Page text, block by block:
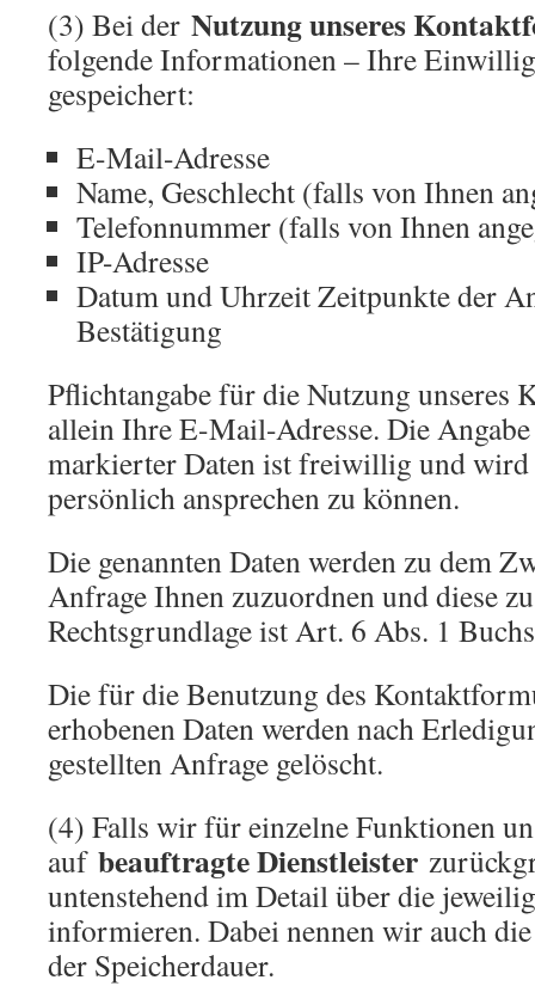
(3) Bei der Nutzung unseres
folgende Informationen – Ihre
gespeichert:
E-Mail-Adresse
Name, Geschlecht (falls von Ihnen
Telefonnummer (falls von Ihnen
IP-Adresse
Datum und Uhrzeit Zeitpunkte der
Bestätigung
Pflichtangabe für die Nutzung unseres
allein Ihre E-Mail-Adresse. Die
markierter Daten ist freiwillig und wird
persönlich ansprechen zu können.
Die genannten Daten werden zu dem
Anfrage Ihnen zuzuordnen und diese
Rechtsgrundlage ist Art. 6 Abs. 1
Die für die Benutzung des
erhobenen Daten werden nach
gestellten Anfrage gelöscht.
(4) Falls wir für einzelne Funktionen
auf beauftragte Dienstleister
untenstehend im Detail über die
informieren. Dabei nennen wir auch
der Speicherdauer.